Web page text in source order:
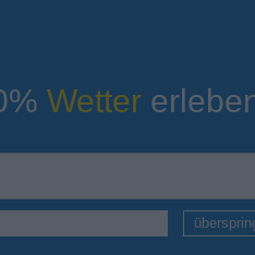
Wetter